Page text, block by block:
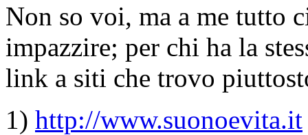
Non so voi, ma a me tutto
impazzire; per chi ha la
link a siti che trovo
1) http://www.suonoevita.it